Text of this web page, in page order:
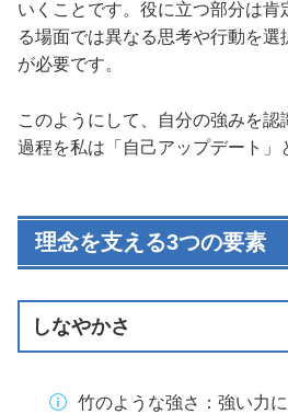
いくことです。役に立つ部分は肯
る場面では異なる思考や行動を選
が必要です。
このようにして、自分の強みを
過程を私は「自己アップデート」
理念を支える3つの要素
しなやかさ
竹のような強さ：強い力